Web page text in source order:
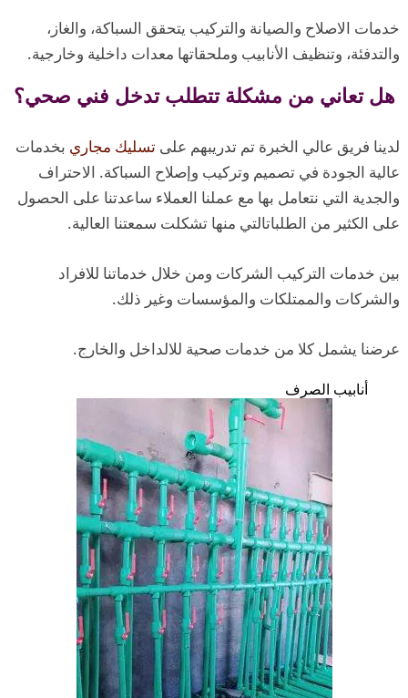
خدمات الاصلاح والصيانة والتركيب يتحقق السباكة، والغاز،
والتدفئة، وتنظيف الأنابيب وملحقاتها معدات داخلية وخارجية.
هل تعاني من مشكلة تتطلب تدخل فني صحي؟
لدينا فريق عالي الخبرة تم تدريبهم علىتسليك مجاري بخدمات
عالية الجودة في تصميم وتركيب وإصلاح السباكة. الاحتراف
والجدية التي نتعامل بها مع عملنا العملاء ساعدتنا على الحصول
على الكثير من الطلباتالتي منها تشكلت سمعتنا العالية.
بين خدمات التركيب الشركات ومن خلال خدماتنا للافراد
والشركات والممتلكات والمؤسسات وغير ذلك.
عرضنا يشمل كلا من خدمات صحية للالداخل والخارج.
أنابيب الصرف